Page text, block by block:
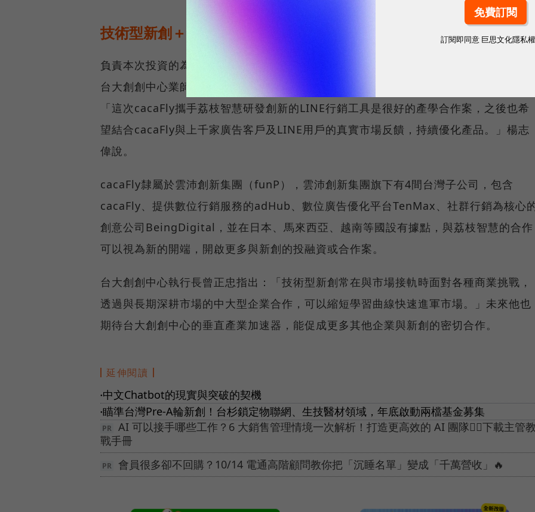
技術型新創＋中大型企業的客戶＝縮短學習曲線、快速推進市場
負責本次投資的為cacaFly投融資執行副總楊志偉，是cacaFly的共同創辦人，同時也是
台大創創中心業師團隊的一員，過去輔導過多家新創團隊的投融資與商業模式的調整，
「這次cacaFly攜手荔枝智慧研發創新的LINE行銷工具是很好的產學合作案，之後也希
望結合cacaFly與上千家廣告客戶及LINE用戶的真實市場反饋，持續優化產品。」楊志
偉說。
cacaFly隸屬於雲沛創新集團（funP），雲沛創新集團旗下有4間台灣子公司，包含
cacaFly、提供數位行銷服務的adHub、數位廣告優化平台TenMax、社群行銷為核心
創意公司BeingDigital，並在日本、馬來西亞、越南等國設有據點，與荔枝智慧的合作
可以視為新的開端，開啟更多與新創的投融資或合作案。
台大創創中心執行長曾正忠指出：「技術型新創常在與市場接軌時面對各種商業挑戰，
透過與長期深耕市場的中大型企業合作，可以縮短學習曲線快速進軍市場。」未來他也
期待台大創創中心的垂直產業加速器，能促成更多其他企業與新創的密切合作。
延伸閱讀
● 中文Chatbot的現實與突破的契機
●瞄準台灣Pre-A輪新創！台杉鎖定物聯網、生技醫材領域，年底啟動兩檔基金募集
AI 可以接手哪些工作？6 大銷售管理情境一次解析！打造更高效的 AI 團隊👉🏻下載主管
戰手冊
會員很多卻不回購？10/14 電通高階顧問教你把「沉睡名單」變成「千萬營收」🔥
訂閱即同意 巨思文化隱私